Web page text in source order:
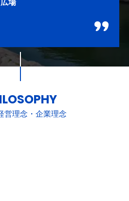
営理念・企業理念